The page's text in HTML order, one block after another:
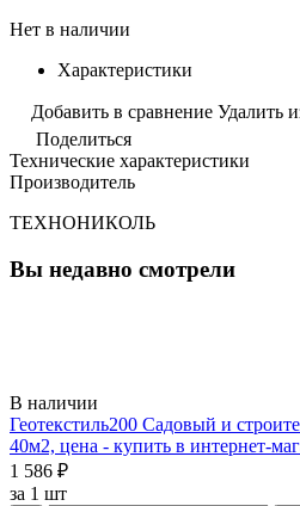
Нет в наличии
Характеристики
Добавить в сравнение Удалить
Поделиться
Технические характеристики
Производитель
ТЕХНОНИКОЛЬ
Вы недавно смотрели
В наличии
Геотекстиль200 Садовый и
40м2, цена - купить в интернет-
1 586 ₽
за 1 шт